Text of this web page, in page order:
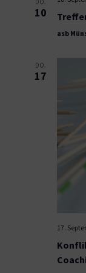
DO.
10
asb
DO.
17
17.